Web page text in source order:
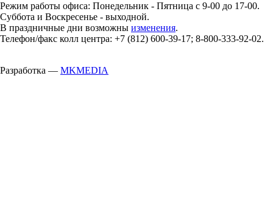
Режим работы офиса: Понедельник - Пятница с 9-00 до 17-00.
Суббота и Воскресенье - выходной.
В праздничные дни возможны изменения.
Телефон/факс колл центра: +7 (812) 600-39-17; 8-800-333-92-02.
Разработка — MKMEDIA